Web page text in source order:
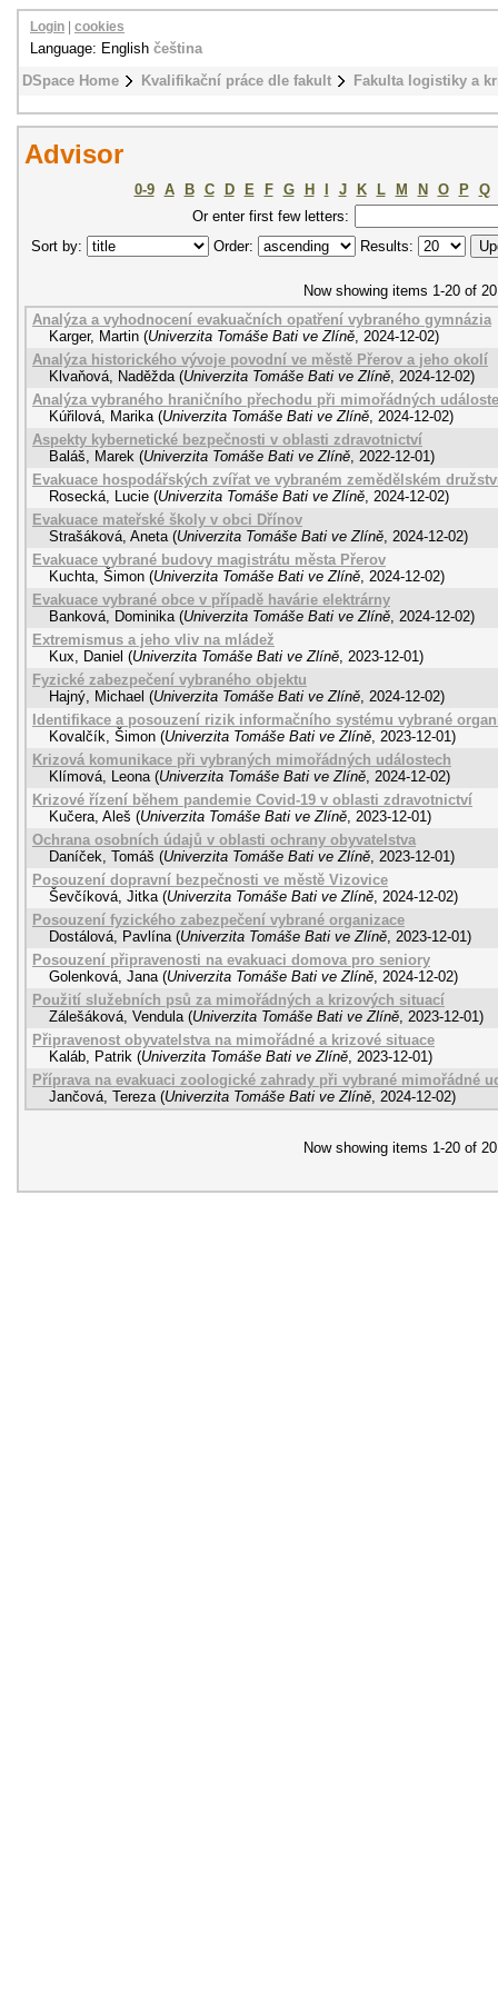
DSpace Home Kvalifikační práce dle fakult Fakulta logistiky a
Login cookies
Language: English čeština
Advisor
0-9 A B C D E F G H J K L M N O P
Q
Or enter first few letters:
Sort by:
Order: Results:
Now showing items 1-20 of 20
Analýza a vyhodnocení evakuačních opatření vybraného gymnázia
Karger, Martin (Univerzita Tomáše Bati ve Zlíně, 2024-12-02)
Analýza historického vývoje povodní ve městě Přerov a jeho okolí
Klvaňová, Naděžda (Univerzita Tomáše Bati ve Zlíně, 2024-12-02)
Analýza vybraného hraničního přechodu při mimořádných
Kúřilová, Marika (Univerzita Tomáše Bati ve Zlíně, 2024-12-02)
Aspekty kybernetické bezpečnosti v oblasti zdravotnictví
Baláš, Marek (Univerzita Tomáše Bati ve Zlíně, 2022-12-01)
Evakuace hospodářských zvířat ve vybraném zemědělském
Rosecká, Lucie (Univerzita Tomáše Bati ve Zlíně, 2024-12-02)
Evakuace mateřské školy v obci Dřínov
Strašáková, Aneta (Univerzita Tomáše Bati ve Zlíně, 2024-12-02)
Evakuace vybrané budovy magistrátu města Přerov
Kuchta, Šimon (Univerzita Tomáše Bati ve Zlíně, 2024-12-02)
Evakuace vybrané obce v případě havárie elektrárny
Banková, Dominika (Univerzita Tomáše Bati ve Zlíně, 2024-12-02)
Extremismus a jeho vliv na mládež
Kux, Daniel (Univerzita Tomáše Bati ve Zlíně, 2023-12-01)
Fyzické zabezpečení vybraného objektu
Hajný, Michael (Univerzita Tomáše Bati ve Zlíně, 2024-12-02)
Identifikace a posouzení rizik informačního systému vybrané
Kovalčík, Šimon (Univerzita Tomáše Bati ve Zlíně, 2023-12-01)
Krizová komunikace při vybraných mimořádných událostech
Klímová, Leona (Univerzita Tomáše Bati ve Zlíně, 2024-12-02)
Krizové řízení během pandemie Covid-19 v oblasti zdravotnictví
Kučera, Aleš (Univerzita Tomáše Bati ve Zlíně, 2023-12-01)
Ochrana osobních údajů v oblasti ochrany obyvatelstva
Daníček, Tomáš (Univerzita Tomáše Bati ve Zlíně, 2023-12-01)
Posouzení dopravní bezpečnosti ve městě Vizovice
Ševčíková, Jitka (Univerzita Tomáše Bati ve Zlíně, 2024-12-02)
Posouzení fyzického zabezpečení vybrané organizace
Dostálová, Pavlína (Univerzita Tomáše Bati ve Zlíně, 2023-12-01)
Posouzení připravenosti na evakuaci domova pro seniory
Golenková, Jana (Univerzita Tomáše Bati ve Zlíně, 2024-12-02)
Použití služebních psů za mimořádných a krizových situací
Zálešáková, Vendula (Univerzita Tomáše Bati ve Zlíně, 2023-12-01)
Připravenost obyvatelstva na mimořádné a krizové situace
Kaláb, Patrik (Univerzita Tomáše Bati ve Zlíně, 2023-12-01)
Příprava na evakuaci zoologické zahrady při vybrané mimořádné
Jančová, Tereza (Univerzita Tomáše Bati ve Zlíně, 2024-12-02)
Now showing items 1-20 of 20